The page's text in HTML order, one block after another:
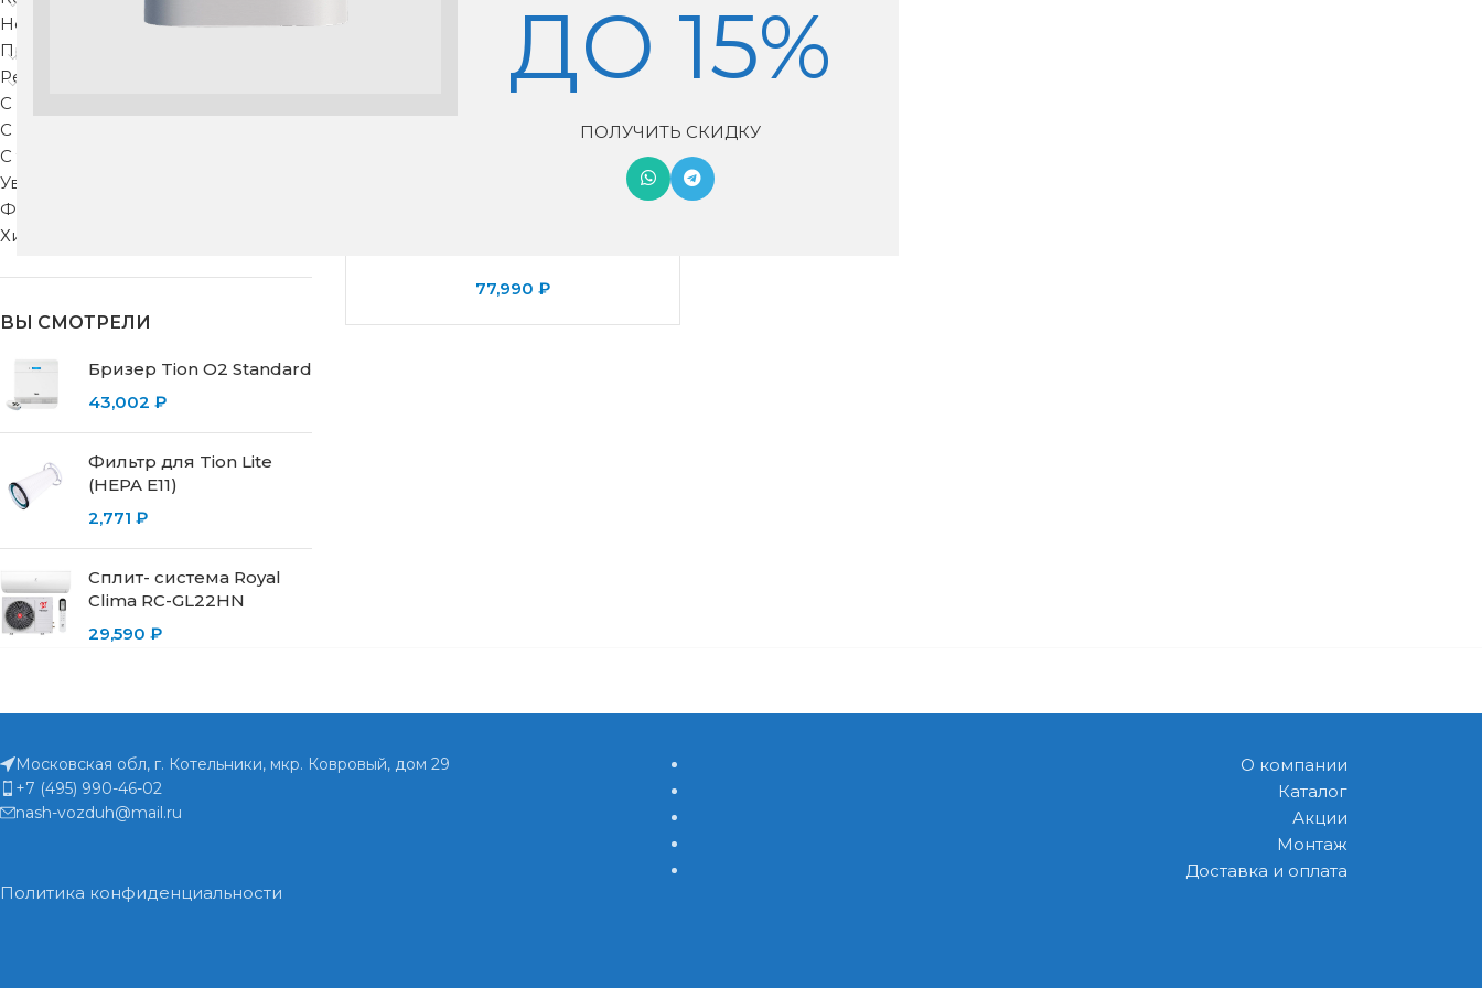
ДО 15%
ПОЛУЧИТЬ СКИДКУ
Недорогие
Приточные клапаны
Рекуператоры
С защитой от запахов
С подогревом
С тонкой фильтрацией
Увлажнители воздуха
Фильтры для вентиляции
Хиты продаж
ВЫ СМОТРЕЛИ
Бризер Tion O2 Standard
43,002 ₽
Фильтр для Tion Lite
(HEPA E11)
2,771 ₽
Сплит- система Royal
Clima RC-GL22HN
29,590 ₽
77,990 ₽
Московская обл, г. Котельники, мкр. Ковровый, дом 29
+7 (495) 990-46-02
nash-vozduh@mail.ru
Политика конфиденциальности
О компании
Каталог
Акции
Монтаж
Доставка и оплата